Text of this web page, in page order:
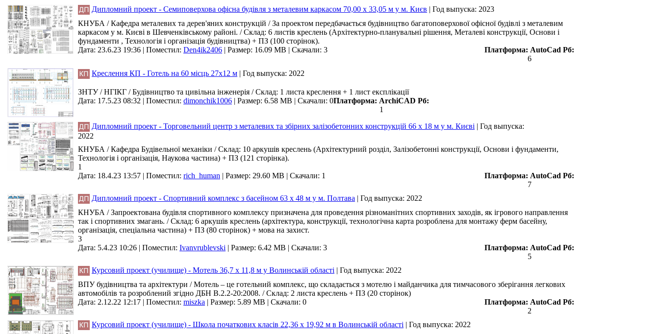
Дипломний проект - Семиповерхова офісна будівля з металевим каркасом 70,00 х 33,05 м у м. Києв | Год выпуска: 2023
КНУБА / Кафедра металевих та дерев'яних конструкцій / За проектом передбачається будівництво багатоповерхової офісної будівлі з металевим
каркасом у м. Києві в Шевченківському районі. / Склад: 6 листів креслень (Архітектурно-планувальні рішення, Металеві конструкції, Основи і
фундаменти , Технологія і організація будівництва) + ПЗ (100 сторiнок).
Дата: 23.6.23 19:36 | Поместил: Den4ik2406 | Размер: 16.09 MB | Скачали: 3 Платформа: AutoCad Рб:
6
Креслення КП - Готель на 60 місць 27х12 м | Год выпуска: 2022
ЗНТУ / НГІКГ / Будівництво та цивільна інженерія / Склад: 1 листа креслення + 1 лист експлікації
Дата: 17.5.23 08:32 | Поместил: dimonchik1006 | Размер: 6.58 MB | Скачали: 0Платформа: ArchiCAD Рб:
1
Дипломний проект - Торговельний центр з металевих та збірних залізобетонних конструкцій 66 х 18 м у м. Києві | Год выпуска:
2022
КНУБА / Кафедра Будівельної механіки / Склад: 10 аркушів креслень (Архітектурний розділ, Залізобетонні конструкції, Основи і фундаменти,
Технологія і організація, Наукова частина) + ПЗ (121 сторінка).
1
Дата: 18.4.23 13:57 | Поместил: rich_human | Размер: 29.60 MB | Скачали: 1 Платформа: AutoCad Рб:
7
Дипломний проект - Спортивний комплекс з басейном 63 х 48 м у м. Полтава | Год выпуска: 2022
КНУБА / Запроектована будівля спортивного комплексу призначена для проведення різноманітних спортивних заходів, як ігрового направлення
так і спортивних змагань. / Склад: 6 аркушів креслень (архітектура, конструкції, технологічна карта розроблена для монтажу ферм басейну,
організація, спеціальна частина) + ПЗ (80 сторінок) + мова на захист.
3
Дата: 5.4.23 10:26 | Поместил: Ivanvrublevski | Размер: 6.42 MB | Скачали: 3 Платформа: AutoCad Рб:
5
Курсовий проект (училище) - Мотель 36,7 х 11,8 м у Волинській області | Год выпуска: 2022
ВПУ будівництва та архітектури / Мотель – це готельний комплекс, що складається з мотелю і майданчика для тимчасового зберігання легкових
автомобілів та розроблений згідно ДБН В.2.2-20:2008. / Склад: 2 листа креслень + ПЗ (20 сторінок)
Дата: 2.12.22 12:17 | Поместил: miszka | Размер: 5.89 MB | Скачали: 0 Платформа: AutoCad Рб:
2
Курсовий проект (училище) - Школа початкових класів 22,36 х 19,92 м в Волинській області | Год выпуска: 2022